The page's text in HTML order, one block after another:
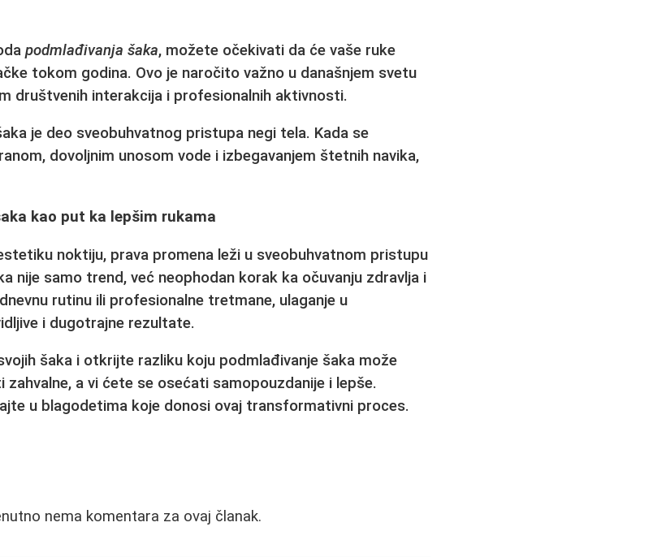
podmlađivanja šaka, možete očekivati da će vaše ruke
tokom godina. Ovo je naročito važno u današnjem svetu
društvenih interakcija i profesionalnih aktivnosti.
je deo sveobuhvatnog pristupa negi tela. Kada se
dovoljnim unosom vode i izbegavanjem štetnih navika,
kao put ka lepšim rukama
noktiju, prava promena leži u sveobuhvatnom pristupu
nije samo trend, već neophodan korak ka očuvanju zdravlja i
rutinu ili profesionalne tretmane, ulaganje u
i dugotrajne rezultate.
šaka i otkrijte razliku koju podmlađivanje šaka može
a vi ćete se osećati samopouzdanije i lepše.
u blagodetima koje donosi ovaj transformativni proces.
nema komentara za ovaj članak.